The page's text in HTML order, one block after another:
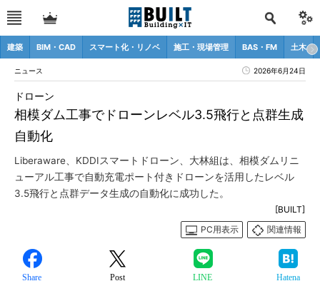
建築 BIM・CAD スマート化・リノベ 施工・現場管理 BAS・FM 土木
ニュース 2026年6月24日
相模ダム工事でドローンレベル3.5飛行と点群生成
自動化
ドローン
Liberaware、KDDIスマートドローン、大林組は、相模ダムリニ
ューアル工事で自動充電ポート付きドローンを活用したレベル
3.5飛行と点群データ生成の自動化に成功した。
[BUILT]
PC用表示
関連情報
Share Post LINE Hatena